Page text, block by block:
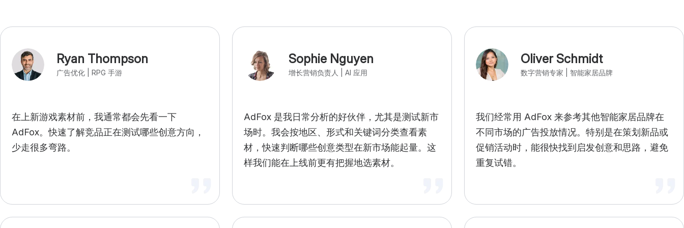
Ryan Thompson
广告优化 | RPG 手游
在上新游戏素材前，我通常都会先看一下
AdFox。快速了解竞品正在测试哪些创意方向，
少走很多弯路。
Sophie Nguyen
增长营销负责人 | AI 应用
AdFox 是我日常分析的好伙伴，尤其是测试新市
场时。我会按地区、形式和关键词分类查看素
材，快速判断哪些创意类型在新市场能起量。这
样我们能在上线前更有把握地选素材。
Oliver Schmidt
数字营销专家 | 智能家居品牌
我们经常用 AdFox 来参考其他智能家居品牌在
不同市场的广告投放情况。特别是在策划新品或
促销活动时，能很快找到启发创意和思路，避免
重复试错。